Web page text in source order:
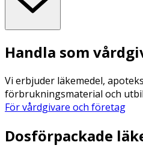
Handla som
Vi erbjuder läkemedel,
förbrukningsmaterial och
För vårdgivare och företag
Dosförpackade